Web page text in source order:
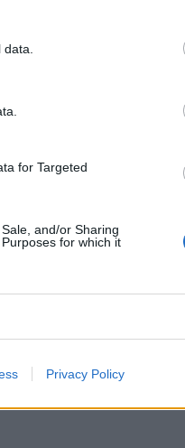
for Targeted
and/or Sharing
for which it
Privacy Policy